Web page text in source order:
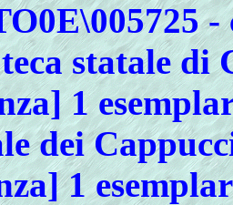
-
statale di
1
dei
1